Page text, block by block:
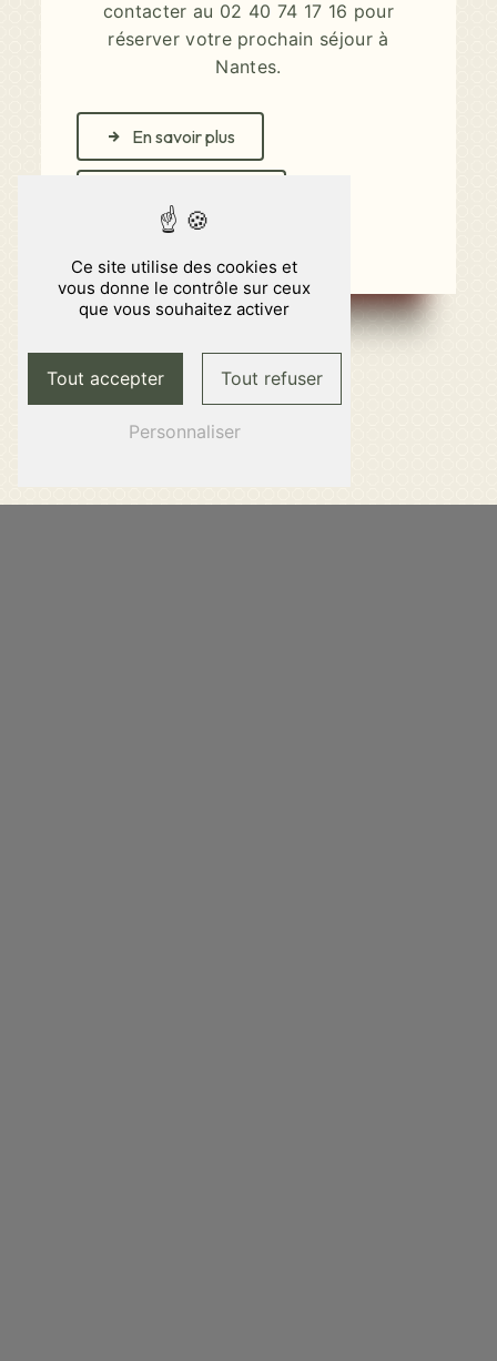
contacter au 02 40 74 17 16 pour
réserver votre prochain séjour à
Nantes.
En savoir plus
Ce site utilise des cookies et
vous donne le contrôle sur ceux
que vous souhaitez activer
Tout accepter Tout refuser
Personnaliser